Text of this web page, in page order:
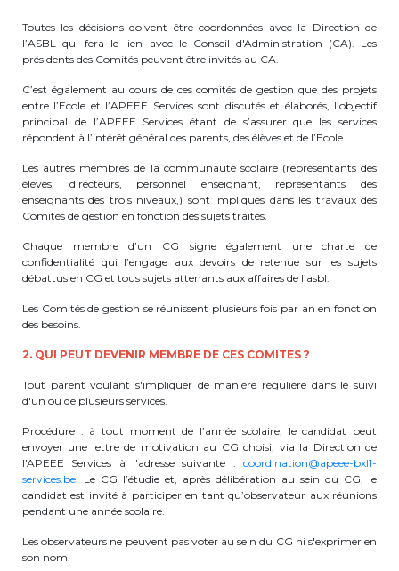
+32 (0)2 374 76 75
BE10 3100 9205 4504
Casiers
+32 (0)2 373 87 68
casiers@apeee-bxl1-services.be
BE52 3101 4777 1809
Coordination & Direction
+32 (0)2 375 94 84
coordination@apeee-bxl1-services.be
Garderie Berkendael
+32 (0)472 07 35 25
Toutes les décisions doivent être coordonnées avec la Direction de
l’ASBL qui fera le lien avec le Conseil d'Administration (CA). Les
présidents des Comités peuvent être invités au CA.
C’est également au cours de ces comités de gestion que des projets
entre l’Ecole et l’APEEE Services sont discutés et élaborés, l’objectif
principal de l’APEEE Services étant de s’assurer que les services
répondent à l’intérêt général des parents, des élèves et de l’Ecole.
Les autres membres de la communauté scolaire (représentants des
élèves, directeurs, personnel enseignant, représentants des
enseignants des trois niveaux,) sont impliqués dans les travaux des
Comités de gestion en fonction des sujets traités.
Chaque membre d’un CG signe également une charte de
confidentialité qui l’engage aux devoirs de retenue sur les sujets
débattus en CG et tous sujets attenants aux affaires de l’asbl.
Les Comités de gestion se réunissent plusieurs fois par an en fonction
des besoins.
2. QUI PEUT DEVENIR MEMBRE DE CES COMITES ?
Tout parent voulant s'impliquer de manière régulière dans le suivi
d'un ou de plusieurs services.
Procédure : à tout moment de l’année scolaire, le candidat peut
envoyer une lettre de motivation au CG choisi, via la Direction de
l'APEEE Services à l'adresse suivante : coordination@apeee-bxl1-
services.be. Le CG l’étudie et, après délibération au sein du CG, le
candidat est invité à participer en tant qu’observateur aux réunions
pendant une année scolaire.
Les observateurs ne peuvent pas voter au sein du CG ni s'exprimer en
son nom.